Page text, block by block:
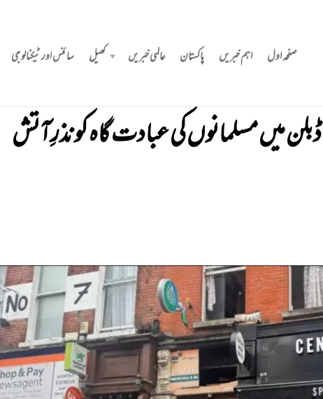
صفحہ اول اہم خبریں پاکستان عالمی خبریں کھیل سائنس اور ٹیکنالوجی
میں مسلمانوں کی عبادت گاہ کو نذرِآتش